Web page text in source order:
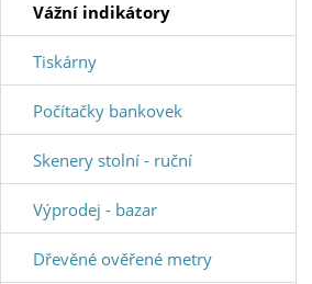
Vážní indikátory
Tiskárny
Počítačky bankovek
Skenery stolní - ruční
Výprodej - bazar
Dřevěné ověřené metry